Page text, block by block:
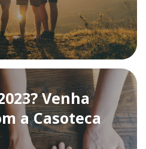
Venha
a Casoteca